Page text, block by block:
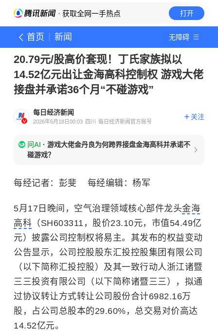
· 获取全网一手热点 打开
首页 新闻 无障碍
20.79元/股高价套现！丁氏家族拟以
14.52亿元出让金海高科控制权 游戏大佬
接盘并承诺36个月“不碰游戏”
每日经济新闻
2026年5月18日00:03 四川 每日经济新闻官方账号
关注
问AI · 游戏大佬金丹良为何跨界接盘金海高科并承诺不
碰游戏？
每经记者：彭斐 每经编辑：杨军
5月17日晚间，空气治理领域核心部件龙头金海
高科 （SH603311，股价23.10元，市值54.49亿
元）披露公司控制权将易主。其发布的权益变动
公告显示，公司控股股东汇投控股集团有限公司
（以下简称汇投控股）及其一致行动人浙江诸暨
三三投资有限公司（以下简称诸暨三三），拟通
过协议转让方式转让公司股份合计6982.16万
股，占公司总股本的29.60%，总交易对价高达
14.52亿元。